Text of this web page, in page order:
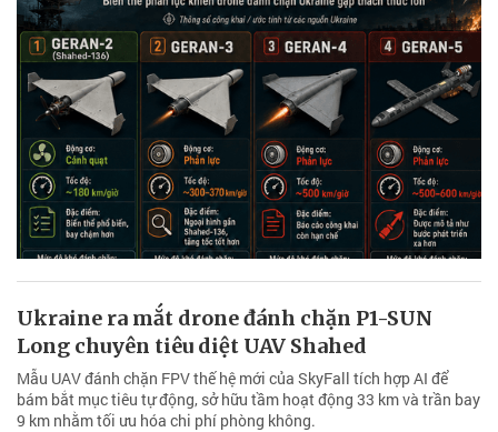
Ukraine ra mắt drone đánh chặn P1-SUN
Long chuyên tiêu diệt UAV Shahed
Mẫu UAV đánh chặn FPV thế hệ mới của SkyFall tích hợp AI để
bám bắt mục tiêu tự động, sở hữu tầm hoạt động 33 km và trần bay
9 km nhằm tối ưu hóa chi phí phòng không.